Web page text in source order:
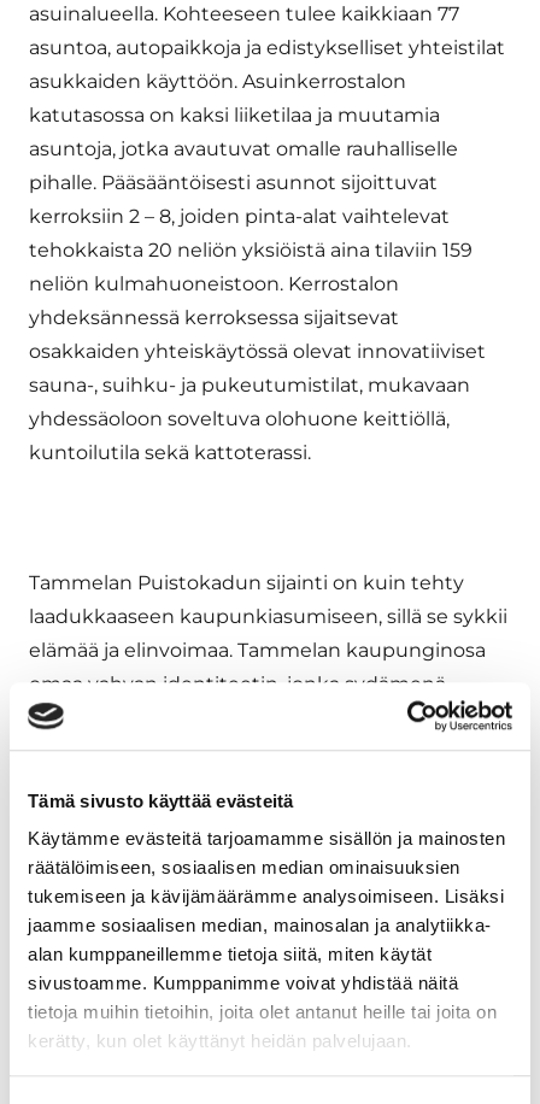
Tämä sivusto käyttää evästeitä
Käytämme evästeitä tarjoamamme sisällön ja mainosten
räätälöimiseen, sosiaalisen median ominaisuuksien
tukemiseen ja kävijämäärämme analysoimiseen. Lisäksi
jaamme sosiaalisen median, mainosalan ja analytiikka-
alan kumppaneillemme tietoja siitä, miten käytät
sivustoamme. Kumppanimme voivat yhdistää näitä
tietoja muihin tietoihin, joita olet antanut heille tai joita on
kerätty, kun olet käyttänyt heidän palvelujaan.
asuinalueella. Kohteeseen tulee kaikkiaan 77
asuntoa, autopaikkoja ja edistykselliset yhteistilat
asukkaiden käyttöön. Asuinkerrostalon
katutasossa on kaksi liiketilaa ja muutamia
asuntoja, jotka avautuvat omalle rauhalliselle
pihalle. Pääsääntöisesti asunnot sijoittuvat
kerroksiin 2 – 8, joiden pinta-alat vaihtelevat
tehokkaista 20 neliön yksiöistä aina tilaviin 159
neliön kulmahuoneistoon. Kerrostalon
yhdeksännessä kerroksessa sijaitsevat
osakkaiden yhteiskäytössä olevat innovatiiviset
sauna-, suihku- ja pukeutumistilat, mukavaan
yhdessäoloon soveltuva olohuone keittiöllä,
kuntoilutila sekä kattoterassi.
Tammelan Puistokadun sijainti on kuin tehty
laadukkaaseen kaupunkiasumiseen, sillä se sykkii
elämää ja elinvoimaa. Tammelan kaupunginosa
omaa vahvan identiteetin, jonka sydämenä
toimivan Tammelan Torin kauppiaat palvelevat
kaupunkilaisia aktiivisesti niin kesä- kuin
ravintoloita, kahviloita sekä muita palveluja niin
laadukkaaseen arkeen kuin juhlan hetkiin.
Kohteen tiedot